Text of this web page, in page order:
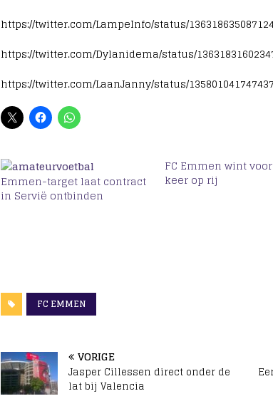
https://twitter.com/LampeInfo/status/
https://twitter.com/Dylanidema/status/
https://twitter.com/LaanJanny/status/
Emmen-target laat contract
in Servië ontbinden
FC Emmen wint
keer op rij
FC EMMEN
VORIGE
Jasper Cillessen direct onder de
lat bij Valencia